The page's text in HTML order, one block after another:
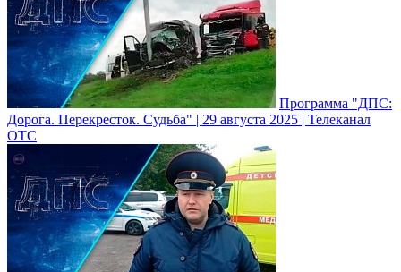
Программа "ДПС:
Дорога. Перекресток. Судьба" | 29 августа 2025 | Телеканал
ОТС